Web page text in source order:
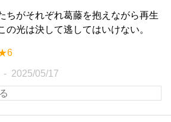
ちがそれぞれ葛藤を抱えながら再生
の光は決して逃してはいけない。
2025/05/17